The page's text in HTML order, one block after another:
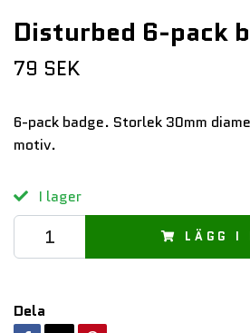
Disturbed 6-pack
79 SEK
6-pack badge. Storlek 30mm
motiv.
I lager
LÄGG I
Dela